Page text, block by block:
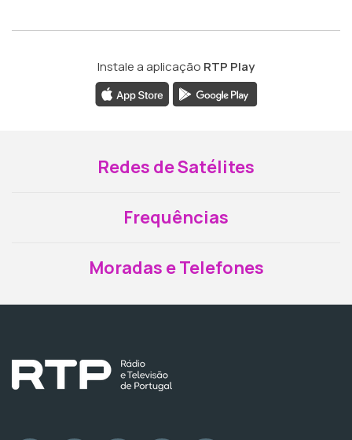
Instale a aplicação RTP Play
Redes de Satélites
Frequências
Moradas e Telefones